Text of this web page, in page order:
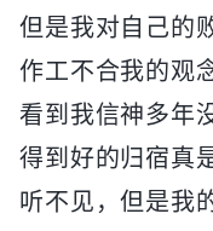
但是我对自己的
作工不合我的观
看到我信神多年
得到好的归宿真
听不见，但是我